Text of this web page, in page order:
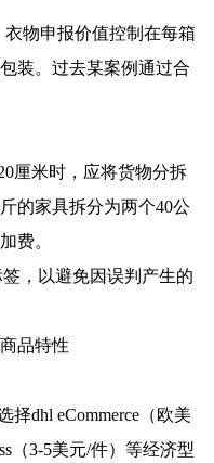
物申报价值控制在每箱
装。过去某案例通过合
厘米时，应将货物分拆
的家具拆分为两个40公
费。
，以避免因误判产生的
品特性
dhl eCommerce（欧美
（3-5美元/件）等经济型